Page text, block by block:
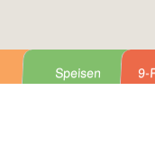
Speisen 9-